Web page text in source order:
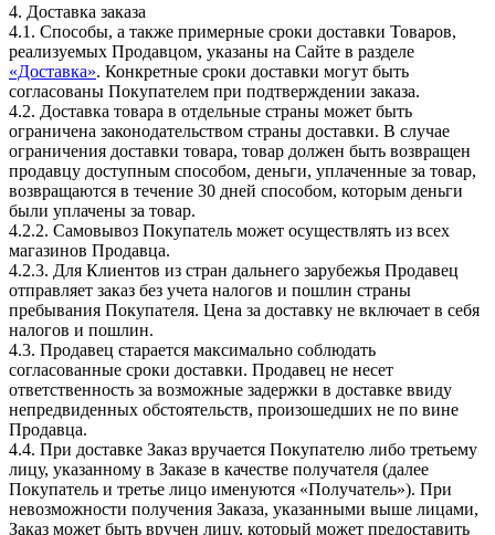
4. Доставка заказа
4.1. Способы, а также примерные сроки доставки Товаров,
реализуемых Продавцом, указаны на Сайте в разделе
«Доставка». Конкретные сроки доставки могут быть
согласованы Покупателем при подтверждении заказа.
4.2. Доставка товара в отдельные страны может быть
ограничена законодательством страны доставки. В случае
ограничения доставки товара, товар должен быть возвращен
продавцу доступным способом, деньги, уплаченные за товар,
возвращаются в течение 30 дней способом, которым деньги
были уплачены за товар.
4.2.2. Самовывоз Покупатель может осуществлять из всех
магазинов Продавца.
4.2.3. Для Клиентов из стран дальнего зарубежья Продавец
отправляет заказ без учета налогов и пошлин страны
пребывания Покупателя. Цена за доставку не включает в себя
налогов и пошлин.
4.3. Продавец старается максимально соблюдать
согласованные сроки доставки. Продавец не несет
ответственность за возможные задержки в доставке ввиду
непредвиденных обстоятельств, произошедших не по вине
Продавца.
4.4. При доставке Заказ вручается Покупателю либо третьему
лицу, указанному в Заказе в качестве получателя (далее
Покупатель и третье лицо именуются «Получатель»). При
невозможности получения Заказа, указанными выше лицами,
Заказ может быть вручен лицу, который может предоставить